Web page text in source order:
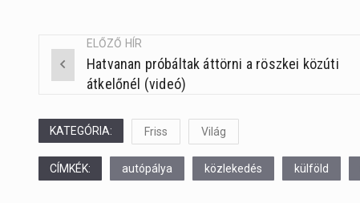
Post
ELŐZŐ HÍR
Hatvanan próbáltak áttörni a röszkei közúti
átkelőnél (videó)
KATEGÓRIA: Friss Világ
CÍMKÉK: autópálya közlekedés külföld